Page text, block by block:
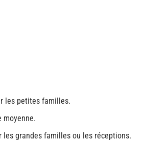
les petites familles.
moyenne.
grandes familles ou les réceptions.